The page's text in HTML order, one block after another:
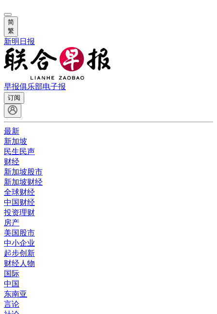
简
繁
新明日报
早报俱乐部电子报
订阅
最新
新加坡
民生民声
财经
新加坡股市
新加坡财经
全球财经
中国财经
投资理财
房产
美国股市
中小企业
起步创新
财经人物
国际
中国
东南亚
言论